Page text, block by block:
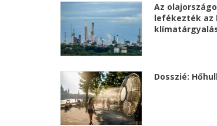
Az
lefékezték az
Dosszié: